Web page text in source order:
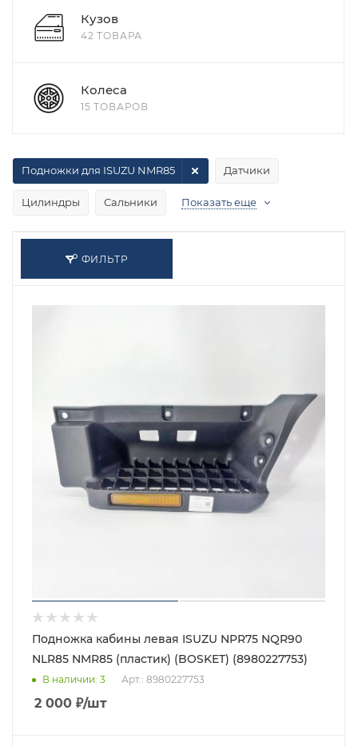
Кузов
42 ТОВАРА
Колеса
15 ТОВАРОВ
Датчики
Цилиндры Сальники
Подножки для ISUZU NMR85
Показать еще
ФИЛЬТР
Подножка кабины левая ISUZU NPR75 NQR90
NLR85 NMR85 (пластик) (BOSKET) (8980227753)
В наличии: 3 Арт.: 8980227753
2 000 ₽/шт